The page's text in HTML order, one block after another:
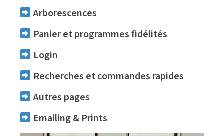
Arborescences
Panier et programmes fidélités​
Login
Recherches et commandes rapides
Autres pages
Emailing & Prints